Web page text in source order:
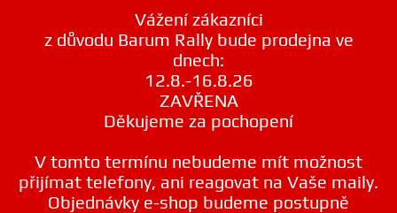
Vážení zákazníci
z důvodu Barum Rally bude prodejna ve
dnech:
12.8.-16.8.26
ZAVŘENA
Děkujeme za pochopení
V tomto termínu nebudeme mít možnost
přijímat telefony, ani reagovat na Vaše maily.
Objednávky e-shop budeme postupně